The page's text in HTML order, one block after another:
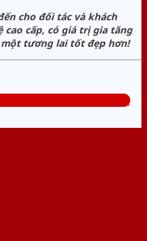
cho đối tác và khách
cao cấp, có giá trị gia tăng
tương lai tốt đẹp hơn!
vấn miễn phí: 0824.400.400